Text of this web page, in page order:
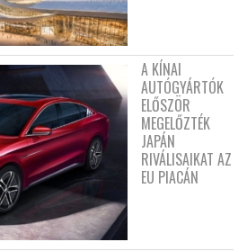
A KÍNAI
AUTÓGYÁRTÓK
ELŐSZÖR
MEGELŐZTÉK
JAPÁN
RIVÁLISAIKAT AZ
EU PIACÁN